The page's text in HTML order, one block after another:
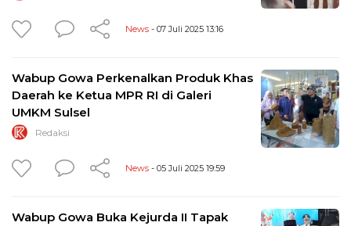
News - 07 Juli 2025 13:16
Wabup Gowa Perkenalkan Produk Khas
Daerah ke Ketua MPR RI di Galeri
UMKM Sulsel
Redaksi
News - 05 Juli 2025 19:59
Wabup Gowa Buka Kejurda II Tapak